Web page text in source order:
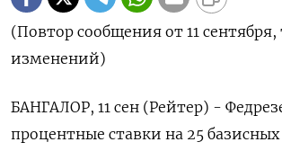
(Повтор сообщения от 11 сентября,
изменений)
БАНГАЛОР, 11 сен (Рейтер) -
процентные ставки на 25